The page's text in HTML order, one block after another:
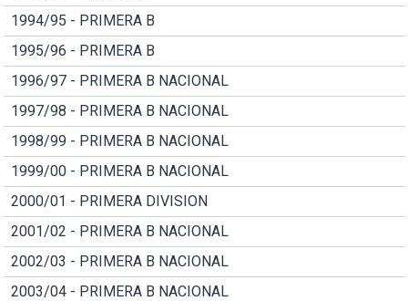
1994/95 - PRIMERA B
1995/96 - PRIMERA B
1996/97 - PRIMERA B NACIONAL
1997/98 - PRIMERA B NACIONAL
1998/99 - PRIMERA B NACIONAL
1999/00 - PRIMERA B NACIONAL
2000/01 - PRIMERA DIVISION
2001/02 - PRIMERA B NACIONAL
2002/03 - PRIMERA B NACIONAL
2003/04 - PRIMERA B NACIONAL